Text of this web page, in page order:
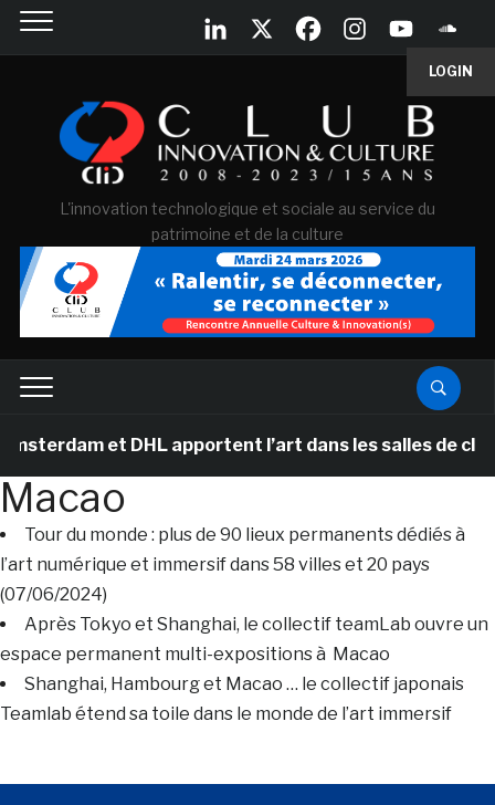
LOGIN
L'innovation technologique et sociale au service du
patrimoine et de la culture
et DHL apportent l’art dans les salles de
Macao
Tour du monde : plus de 90 lieux permanents dédiés à
l’art numérique et immersif dans 58 villes et 20 pays
(07/06/2024)
Après Tokyo et Shanghai, le collectif teamLab ouvre un
espace permanent multi-expositions à Macao
Shanghai, Hambourg et Macao … le collectif japonais
Teamlab étend sa toile dans le monde de l’art immersif